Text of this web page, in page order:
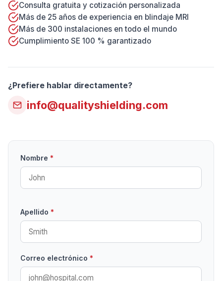
Consulta gratuita y cotización personalizada
Más de 25 años de experiencia en blindaje MRI
Más de 300 instalaciones en todo el mundo
Cumplimiento SE 100 % garantizado
¿Prefiere hablar directamente?
info@qualityshielding.com
Nombre *
Apellido *
Correo electrónico *